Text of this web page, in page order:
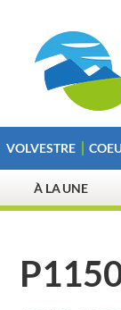
VOLVESTRE
À LA UNE